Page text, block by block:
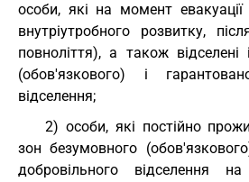
особи, які на момент евакуації
внутріутробного розвитку,
повноліття), а також
(обов'язкового) і
відселення;
2) особи, які постійно
зон безумовного
добровільного відселення